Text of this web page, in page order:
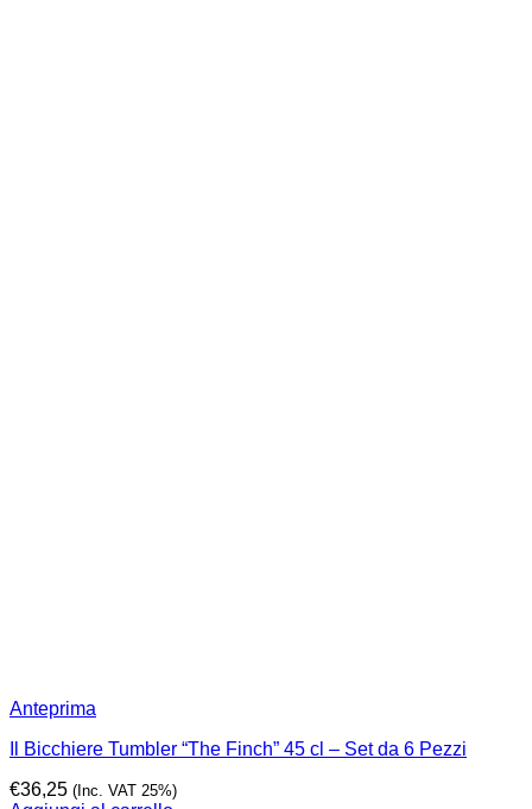
Anteprima
Il Bicchiere Tumbler “The Finch” 45 cl – Set da 6 Pezzi
€36,25 (Inc. VAT 25%)